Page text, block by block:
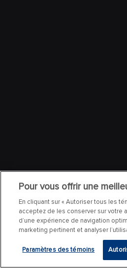
Pour vous offrir une
En cliquant sur « Autoriser tous les
acceptez de les conserver sur votre
d’une expérience de navigation
marketing pertinent et analyser
Paramètres des témoins